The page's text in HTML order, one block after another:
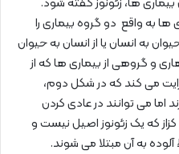
ها به واقع دو گروه بیماری را
به انسان یا از انسان به حیوان
و گروهی از بیماری ها که از
می کند که در شکل دوم،
اما می توانند در عادی کردن
که یک زئونوز اصیل نیست و
به آن مبتلا می شوند.